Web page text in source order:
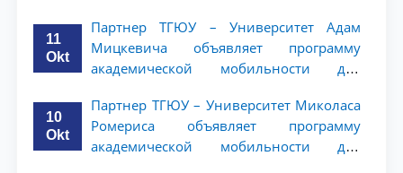
ТГЮУ
11
Okt
Партнер ТГЮУ – Университет Адам
Мицкевича объявляет программу
академической мобильности для
10
Okt
Партнер ТГЮУ – Университет Миколаса
Ромериса объявляет программу
академической мобильности для